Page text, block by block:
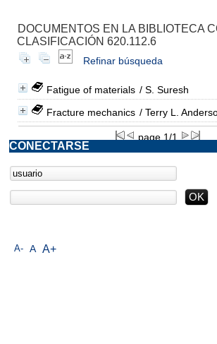
DOCUMENTOS EN LA BIBLIOTECA
CLASIFICACIÓN 620.112.6
Refinar búsqueda
Fatigue of materials / S. Suresh
Fracture mechanics / Terry L.
page 1/1
A- A A+
CONECTARSE